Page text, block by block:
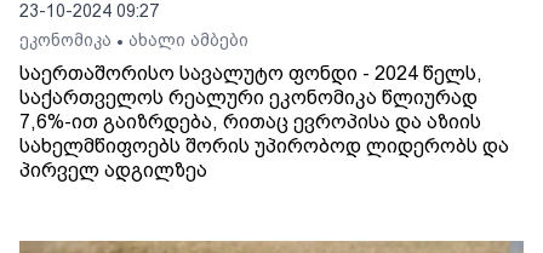
23-10-2024 09:27
ეკონომიკა • ახალი ამბები
საერთაშორისო სავალუტო ფონდი - 2024 წელს,
საქართველოს რეალური ეკონომიკა წლიურად
7,6%-ით გაიზრდება, რითაც ევროპისა და აზიის
სახელმწიფოებს შორის უპირობოდ ლიდერობს და
პირველ ადგილზეა